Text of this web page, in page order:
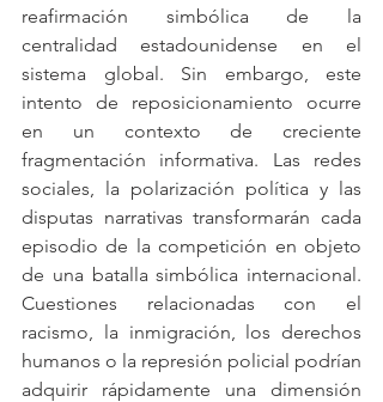
reafirmación simbólica de la
centralidad estadounidense en el
sistema global. Sin embargo, este
intento de reposicionamiento ocurre
en un contexto de creciente
fragmentación informativa. Las redes
sociales, la polarización política y las
disputas narrativas transformarán cada
episodio de la competición en objeto
de una batalla simbólica internacional.
Cuestiones relacionadas con el
racismo, la inmigración, los derechos
humanos o la represión policial podrían
adquirir rápidamente una dimensión